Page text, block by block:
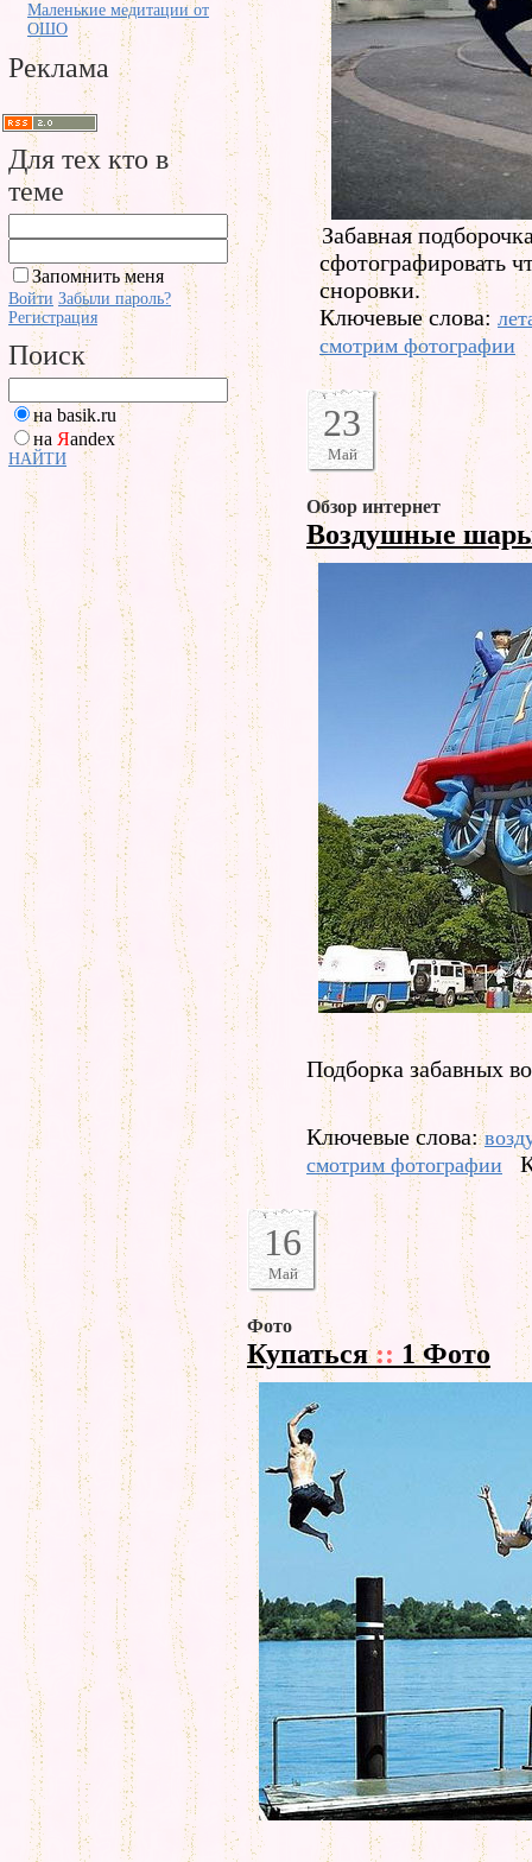
Маленькие медитации от
ОШО
Реклама
Для тех кто в
теме
Запомнить меня
Войти Забыли пароль?
Регистрация
Поиск
на basik.ru
на Яandex
НАЙТИ
Забавная
сфотографировать
сноровки.
Ключевые слова:
смотрим фотографии
23
Май
Обзор интернет
Воздушные
Подборка забавных
Ключевые слова:
смотрим фотографии
16
Май
Фото
Купаться:: 1 Фото